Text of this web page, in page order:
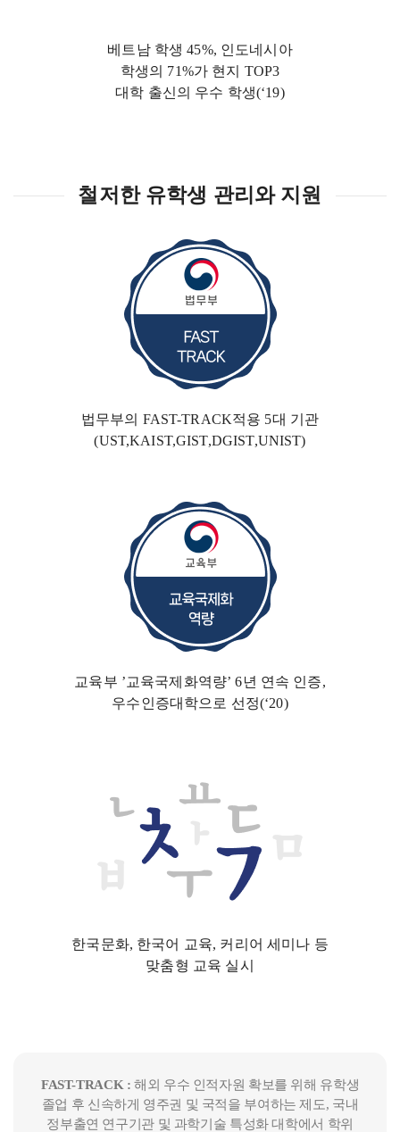
베트남 학생 45%, 인도네시아
학생의 71%가 현지 TOP3
대학 출신의 우수 학생(‘19)
철저한 유학생 관리와 지원
법무부의 FAST-TRACK적용 5대 기관
(UST,KAIST,GIST,DGIST,UNIST)
교육부 ’교육국제화역량’ 6년 연속 인증,
우수인증대학으로 선정(‘20)
한국문화, 한국어 교육, 커리어 세미나 등
맞춤형 교육 실시
FAST-TRACK : 해외 우수 인적자원 확보를 위해 유학생
졸업 후 신속하게 영주권 및 국적을 부여하는 제도, 국내
정부출연 연구기관 및 과학기술 특성화 대학에서 학위